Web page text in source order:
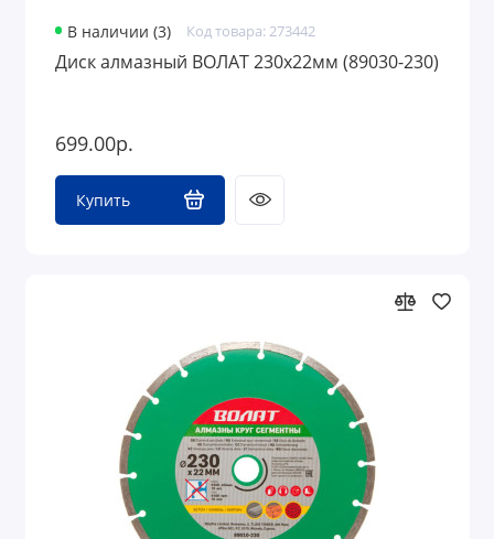
В наличии (3) Код товара: 273442
Диск алмазный ВОЛАТ 230x22мм (89030-230)
699.00р.
Купить